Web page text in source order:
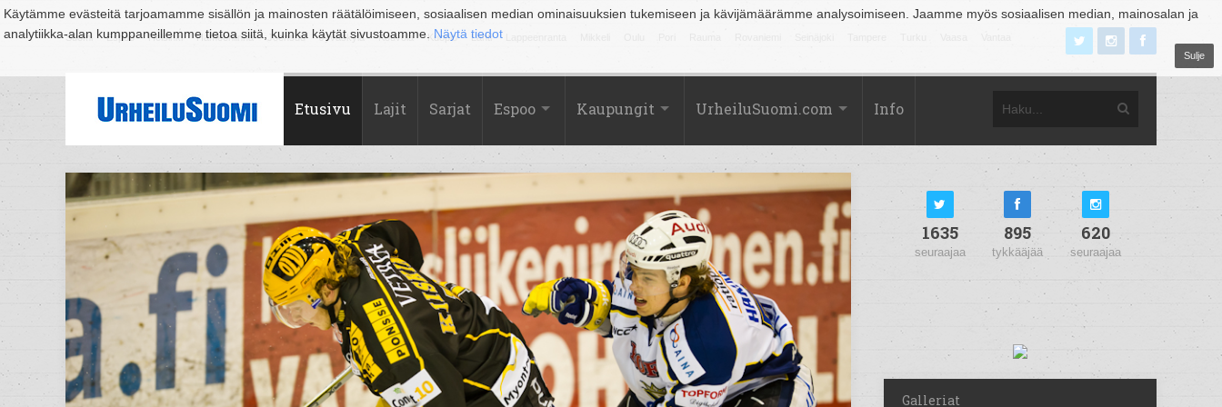
Käytämme evästeitä tarjoamamme sisällön ja mainosten räätälöimiseen, sosiaalisen median ominaisuuksien tukemiseen ja kävijämäärämme analysoimiseen. Jaamme myös sosiaalisen median, mainosalan ja
analytiikka-alan kumppaneillemme tietoa siitä, kuinka käytät sivustoamme. Näytä tiedot
Sulje
Suomi Espoo Helsinki Hämeenlinna Joensuu Jyväskylä Kouvola Kuopio Lahti
Etusivu Lajit Sarjat Espoo Kaupungit UrheiluSuomi.com Info
1635
seuraajaa
895
tykkääjää
620
seuraajaa
Galleriat